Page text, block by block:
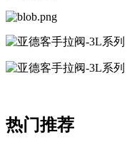
热门推荐